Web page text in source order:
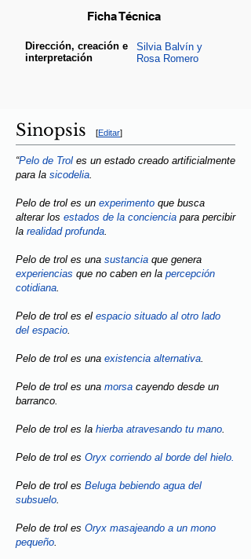
Ficha Técnica
Dirección, creación e
interpretación
Silvia ​Balvín y
Rosa Romero
“Pelo de Trol es un estado creado artificialmente
para la sicodelia.
Pelo de trol es un experimento que busca
alterar los estados de la conciencia para percibir
la realidad profunda.
Pelo de trol es una sustancia que genera
experiencias que no caben en la percepción
cotidiana.
Pelo de trol es el espacio situado al otro lado
del espacio.
Pelo de trol es una existencia alternativa.
Pelo de trol es una morsa cayendo desde un
barranco.
Pelo de trol es la hierba atravesando tu mano.
Pelo de trol es Oryx corriendo al borde del hielo.
Pelo de trol es Beluga bebiendo agua del
subsuelo.
Pelo de trol es Oryx masajeando a un mono
pequeño.
Sinopsis [Editar]